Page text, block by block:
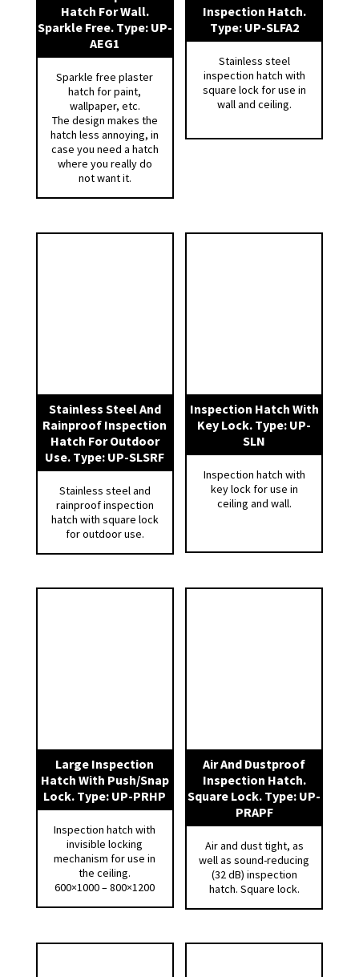
fugemasse ACRYL-1A på selve karmflensen før
rammen settes på plass.
• Tre- eller stålstender benyttes på minimum
to av rammens sider.
• 4 stk (2 stk for str 150) anker for innfesting
av rammen er forborret med 5 stk hull.
Ankrene vris 90° ut fra rammen og festes i
stender.
• I betongkonstruksjoner må benyttes
luke.
Lysåpning = Endelig åpning ved installert
luke.
Hatch For Wall.
Sparkle Free. Type: UP-
AEG1
Sparkle free plaster
hatch for paint,
wallpaper, etc.
The design makes the
hatch less annoying, in
case you need a hatch
where you really do
not want it.
Inspection Hatch.
Type: UP-SLFA2
Stainless steel
inspection hatch with
square lock for use in
wall and ceiling.
Stainless Steel And
Rainproof Inspection
Hatch For Outdoor
Use. Type: UP-SLSRF
Stainless steel and
rainproof inspection
hatch with square lock
for outdoor use.
Inspection Hatch With
Key Lock. Type: UP-
SLN
Inspection hatch with
key lock for use in
ceiling and wall.
Large Inspection
Hatch With Push/Snap
Lock. Type: UP-PRHP
Inspection hatch with
invisible locking
mechanism for use in
the ceiling.
600×1000 – 800×1200
Air And Dustproof
Inspection Hatch.
Square Lock. Type: UP-
PRAPF
Air and dust tight, as
well as sound-reducing
(32 dB) inspection
hatch. Square lock.